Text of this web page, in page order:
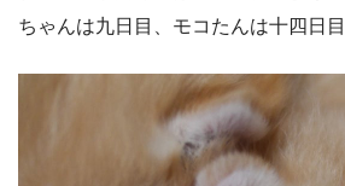
ちゃんは九日目、モコたんは十四日